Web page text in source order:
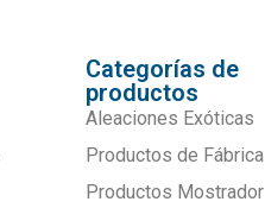
Categorías de
productos
Aleaciones Exóticas
Productos de Fábrica
Productos Mostrador